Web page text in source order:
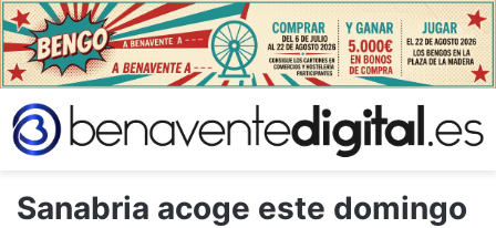
Sanabria acoge este domingo